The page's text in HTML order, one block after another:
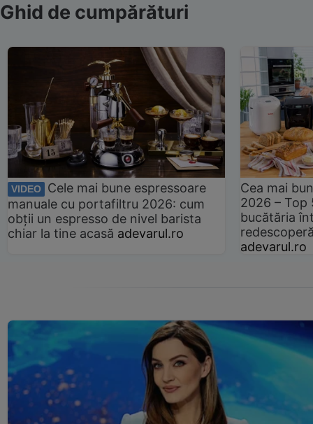
Ghid de cumpărături
VIDEO
Cele mai bune espressoare
manuale cu portafiltru 2026: cum
obții un espresso de nivel barista
chiar la tine acasă adevarul.ro
Cea mai
2026 –
bucătăria
adevarul.ro